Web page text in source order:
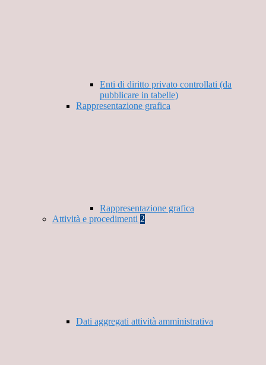
Enti di diritto privato controllati (da
pubblicare in tabelle)
Rappresentazione grafica
Rappresentazione grafica
Attività e procedimenti 2
Dati aggregati attività amministrativa